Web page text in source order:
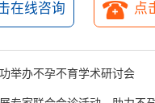
在线咨询 点
举办不孕不育学术研讨会